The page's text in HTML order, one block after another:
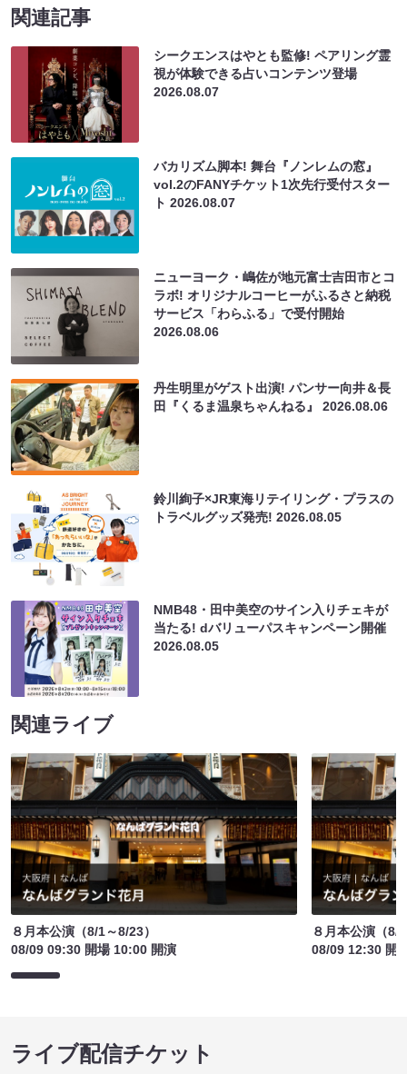
関連記事
シークエンスはやとも監修! ペアリング霊
視が体験できる占いコンテンツ登場
2026.08.07
バカリズム脚本! 舞台『ノンレムの窓』
vol.2のFANYチケット1次先行受付スター
ト2026.08.07
ニューヨーク・嶋佐が地元富士吉田市とコ
ラボ! オリジナルコーヒーがふるさと納税
サービス「わらふる」で受付開始
2026.08.06
丹生明里がゲスト出演! パンサー向井＆長
田『くるま温泉ちゃんねる』2026.08.06
鈴川絢子×JR東海リテイリング・プラスの
トラベルグッズ発売!2026.08.05
NMB48・田中美空のサイン入りチェキが
当たる! dバリューパスキャンペーン開催
2026.08.05
関連ライブ
８月本公演（8/1～8/23）
08/09 09:30 開場 10:00 開演
８月本公演（8/
08/09 12:30 開
ライブ配信チケット